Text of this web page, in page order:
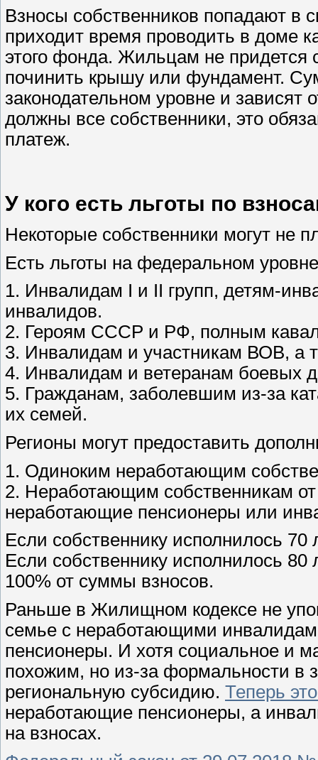
Взносы собственников попадают в
приходит время проводить в доме
этого фонда. Жильцам не
починить крышу или фундамент.
законодательном уровне и зависят
должны все собственники, это
платеж.
У кого есть льготы по
Некоторые собственники могут не
Есть льготы на федеральном
1. Инвалидам I и II групп, детям-
инвалидов.
2. Героям СССР и РФ, полным
3. Инвалидам и участникам ВОВ, а
4. Инвалидам и ветеранам боевых
5. Гражданам, заболевшим из-за
их семей.
Регионы могут предоставить
1. Одиноким неработающим
2. Неработающим собственникам от
неработающие пенсионеры или
Если собственнику исполнилось 70
Если собственнику исполнилось
100% от суммы взносов.
Раньше в Жилищном кодексе не
семье с неработающими
пенсионеры. И хотя социальное и
похожим, но из-за формальности в
региональную субсидию. Теперь
неработающие пенсионеры, а
на взносах.